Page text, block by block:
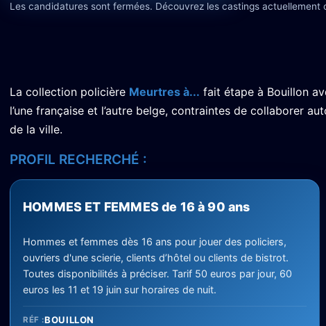
Les candidatures sont fermées. Découvrez les castings actuellement
La collection policière Meurtres à... fait étape à Bouillon
l’une française et l’autre belge, contraintes de collaborer
de la ville.
PROFIL RECHERCHÉ :
HOMMES ET FEMMES de 16 à 90 ans
Hommes et femmes dès 16 ans pour jouer des policiers,
ouvriers d'une scierie, clients d’hôtel ou clients de bistrot.
Toutes disponibilités à préciser. Tarif 50 euros par jour, 60
euros les 11 et 19 juin sur horaires de nuit.
RÉF :BOUILLON